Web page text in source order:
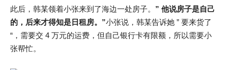
此后，韩某领着小张来到了海边一处房子。 ” 他说房子是自己
的，后来才得知是日租房。”小张说，韩某告诉她 ” 要来货了
“，需要交 4 万元的运费，但自己银行卡有限额，所以需要小
张帮忙。